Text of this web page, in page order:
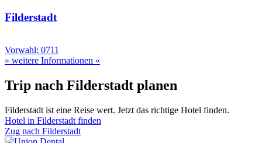
Filderstadt
Vorwahl: 0711
» weitere Informationen «
Trip nach Filderstadt planen
Filderstadt ist eine Reise wert. Jetzt das richtige Hotel finden.
Hotel in Filderstadt finden
Zug nach Filderstadt